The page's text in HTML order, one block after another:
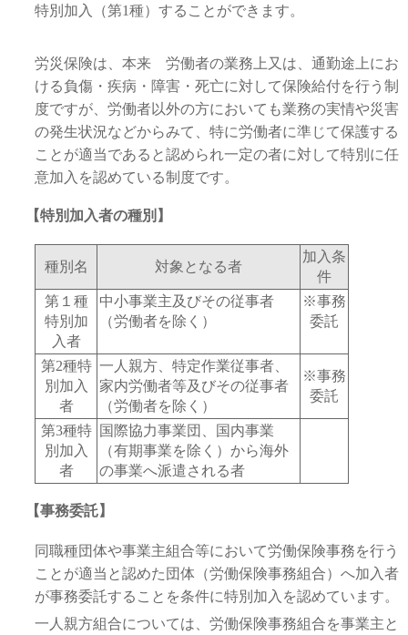
特別加入（第1種）することができます。
労災保険は、本来 労働者の業務上又は、通勤途上にお
ける負傷・疾病・障害・死亡に対して保険給付を行う制
度ですが、労働者以外の方においても業務の実情や災害
の発生状況などからみて、特に労働者に準じて保護する
ことが適当であると認められ一定の者に対して特別に任
意加入を認めている制度です。
【特別加入者の種別】
種別名 対象となる者
加入条
件
第１種
特別加
入者
中小事業主及びその従事者
（労働者を除く）
※事務
委託
第2種特
別加入
者
一人親方、特定作業従事者、
家内労働者等及びその従事者
（労働者を除く）
※事務
委託
第3種特
別加入
者
国際協力事業団、国内事業
（有期事業を除く）から海外
の事業へ派遣される者
【事務委託】
同職種団体や事業主組合等において労働保険事務を行う
ことが適当と認めた団体（労働保険事務組合）へ加入者
が事務委託することを条件に特別加入を認めています。
一人親方組合については、労働保険事務組合を事業主と